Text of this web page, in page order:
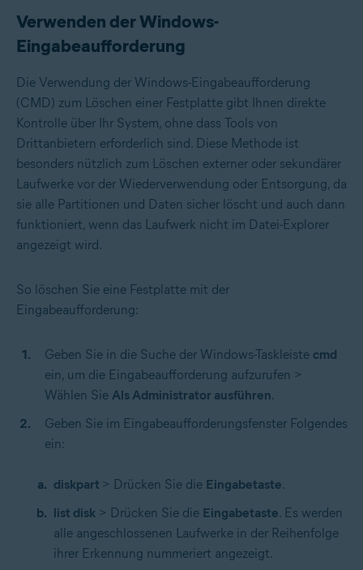
Verwenden der Windows-
Eingabeaufforderung
Die Verwendung der Windows-Eingabeaufforderung
(CMD) zum Löschen einer Festplatte gibt Ihnen direkte
Kontrolle über Ihr System, ohne dass Tools von
Drittanbietern erforderlich sind. Diese Methode ist
besonders nützlich zum Löschen externer oder sekundärer
Laufwerke vor der Wiederverwendung oder Entsorgung, da
sie alle Partitionen und Daten sicher löscht und auch dann
funktioniert, wenn das Laufwerk nicht im Datei-Explorer
angezeigt wird.
So löschen Sie eine Festplatte mit der
Eingabeaufforderung:
Geben Sie in die Suche der Windows-Taskleiste cmd
ein, um die Eingabeaufforderung aufzurufen >
Wählen Sie Als Administrator ausführen.
Geben Sie im Eingabeaufforderungsfenster Folgendes
ein:
diskpart > Drücken Sie die Eingabetaste.
list disk > Drücken Sie die Eingabetaste. Es werden
alle angeschlossenen Laufwerke in der Reihenfolge
ihrer Erkennung nummeriert angezeigt.